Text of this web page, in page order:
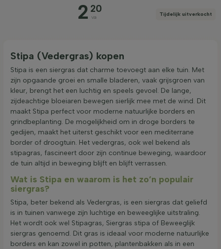
2 20
va
Tijdelijk uitverkocht
Stipa (Vedergras) kopen
Stipa is een siergras dat charme toevoegt aan elke tuin. Met
zijn opgaande groei en smalle bladeren, vaak grijsgroen van
kleur, brengt het een luchtig en speels gevoel. De lange,
zijdeachtige bloeiaren bewegen sierlijk mee met de wind. Dit
maakt Stipa perfect voor moderne natuurlijke borders en
grindbeplanting. De mogelijkheid om in droge borders te
gedijen, maakt het uiterst geschikt voor een mediterrane
border of droogtuin. Het vedergras, ook wel bekend als
stipagras, fascineert door zijn continue beweging, waardoor
de tuin altijd in beweging blijft en blijft verrassen.
Wat is Stipa en waarom is het zo’n populair
siergras?
Stipa, beter bekend als Vedergras, is een siergras dat geliefd
is in tuinen vanwege zijn luchtige en beweeglijke uitstraling.
Het wordt ook wel Stipagras, Siergras stipa of Beweeglijk
siergras genoemd. Dit gras is ideaal voor moderne natuurlijke
borders en kan zowel in potten, plantenbakken als in een